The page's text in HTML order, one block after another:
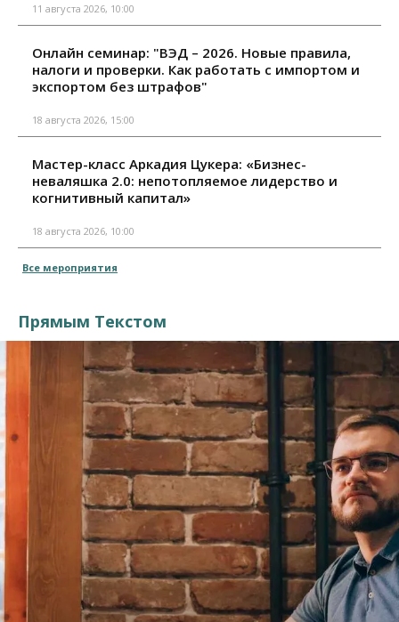
11 августа 2026, 10:00
Онлайн семинар: "ВЭД – 2026. Новые правила,
налоги и проверки. Как работать с импортом и
экспортом без штрафов"
18 августа 2026, 15:00
Мастер-класс Аркадия Цукера: «Бизнес-
неваляшка 2.0: непотопляемое лидерство и
когнитивный капитал»
18 августа 2026, 10:00
Все мероприятия
Прямым Текстом